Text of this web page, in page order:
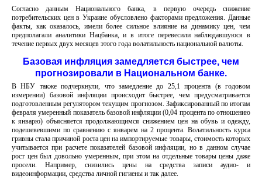
Согласно данным Национального банка, в первую очередь снижение
потребительских цен в Украине обусловлено факторами предложения. Данные
факты, как оказалось, имели более сильное влияние на динамику цен, чем
предполагали аналитики Нацбанка, и в итоге перевесили наблюдавшуюся в
течение первых двух месяцев этого года волатильность национальной валюты.
Базовая инфляция замедляется быстрее, чем
прогнозировали в Национальном банке.
В НБУ также подчеркнули, что замедление до 25,1 процента (в годовом
измерении) базовой инфляции происходит быстрее, чем предусматривается
подготовленным регулятором текущим прогнозом. Зафиксированный по итогам
февраля умеренный показатель базовой инфляции (0,04 процента по отношению
к январю) объясняется продолжающимся снижением цен на обувь и одежду,
подешевевшими по сравнению с январем на 2 процента. Волатильность курса
гривны стала причиной роста цен на импортируемые товары, стоимость которых
учитывается при расчете показателей базовой инфляции, но в данном случае
рост цен был довольно умеренным, при этом на отдельные товары цены даже
просели. Например, снизились цены на средства записи аудио- и
видеоинформации, средства личной гигиены и так далее.